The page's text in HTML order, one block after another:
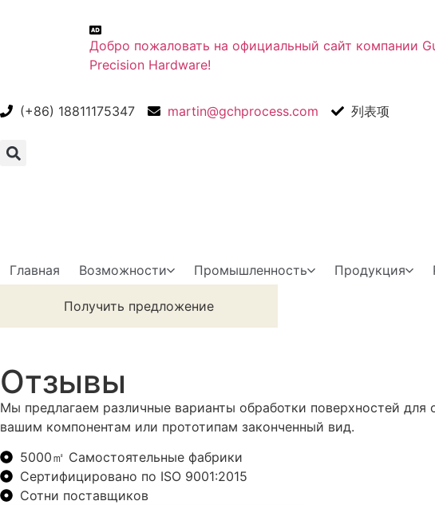
Добро пожаловать на официальный сайт компании
Precision Hardware!
(+86) 18811175347 martin@gchprocess.com 列表项
Главная Возможности Промышленность Продукция
Получить предложение
Отзывы
Мы предлагаем различные варианты обработки поверхностей
вашим компонентам или прототипам законченный вид.
5000㎡ Самостоятельные фабрики
Сертифицировано по ISO 9001:2015
Сотни поставщиков